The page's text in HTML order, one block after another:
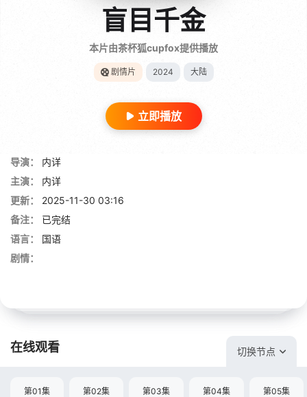
盲目千金
本片由茶杯狐cupfox提供播放
剧情片 2024 大陆
立即播放
导演：
内详
主演：
内详
更新：
2025-11-30 03:16
备注：
已完结
语言：
国语
剧情：
在线观看 切换节点
第01集 第02集 第03集 第04集 第05集